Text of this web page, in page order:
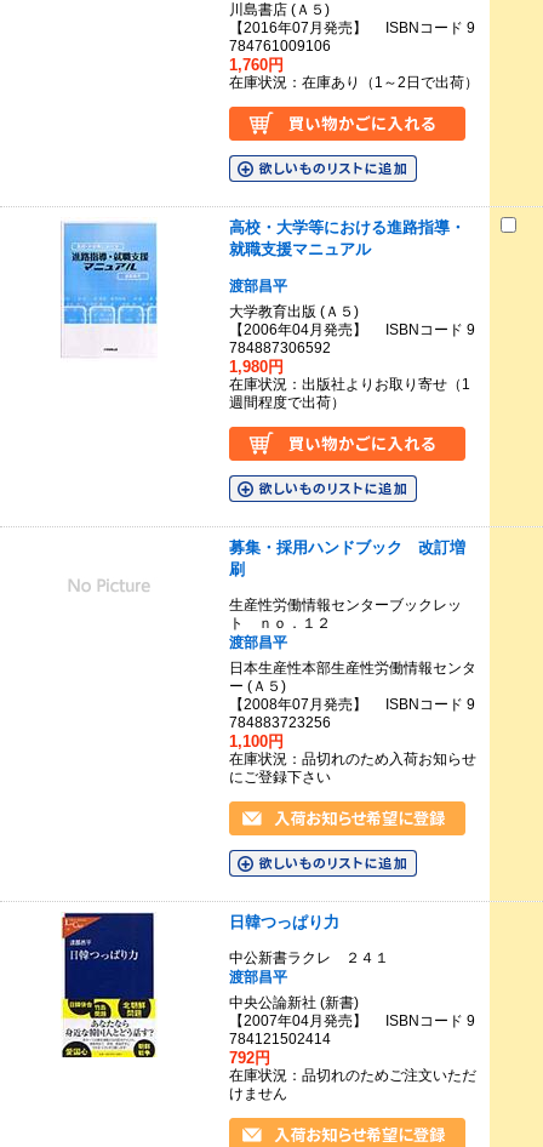
川島書店 (Ａ５)
【2016年07月発売】 ISBNコード 9
784761009106
1,760円
在庫状況：在庫あり（1～2日で出荷）
高校・大学等における進路指導・
就職支援マニュアル
渡部昌平
大学教育出版 (Ａ５)
【2006年04月発売】 ISBNコード 9
784887306592
1,980円
在庫状況：出版社よりお取り寄せ（1
週間程度で出荷）
募集・採用ハンドブック 改訂増
刷
生産性労働情報センターブックレッ
ト ｎｏ．１２
渡部昌平
日本生産性本部生産性労働情報センタ
ー (Ａ５)
【2008年07月発売】 ISBNコード 9
784883723256
1,100円
在庫状況：品切れのため入荷お知らせ
にご登録下さい
日韓つっぱり力
中公新書ラクレ ２４１
渡部昌平
中央公論新社 (新書)
【2007年04月発売】 ISBNコード 9
784121502414
792円
在庫状況：品切れのためご注文いただ
けません